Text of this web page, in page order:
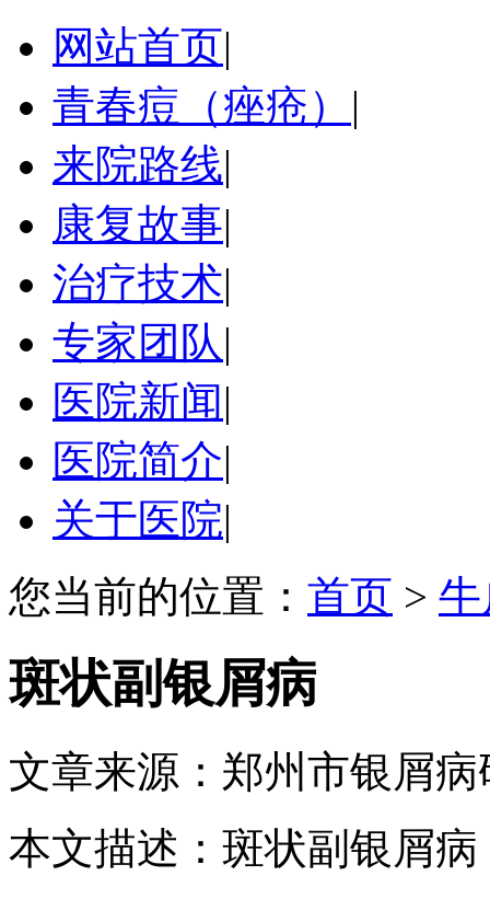
网站首页|
青春痘（痤疮） |
来院路线|
康复故事|
治疗技术|
专家团队|
医院新闻|
医院简介|
关于医院|
您当前的位置： 首页 >
斑状副银屑病
文章来源：郑州市银屑病
本文描述：斑状副银屑病